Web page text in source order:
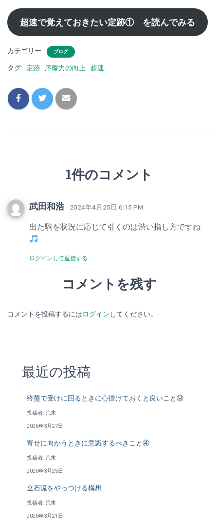
超速で覚えておきたい定跡① を読んでみる
カテゴリー: ブログ
タグ: 定跡 序盤力の向上 超速
1件のコメント
武田和浩 · 2024年4月25日 6:15 PM
出た駒を状況に応じて引くのは渋い指し方ですね
ログインして返信する
コメントを残す
コメントを投稿するにはログイン してください。
最近の投稿
終盤で受けに回るときに心掛けておくと良いこと⑨
投稿者: 荒木
2026年3月27日
寄せに向かうときに意識するべきこと④
投稿者: 荒木
2026年3月25日
立石流をやっつける構想
投稿者: 荒木
2026年3月21日